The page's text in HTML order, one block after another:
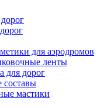
для аэродромов
ленты
для дорог
мастики